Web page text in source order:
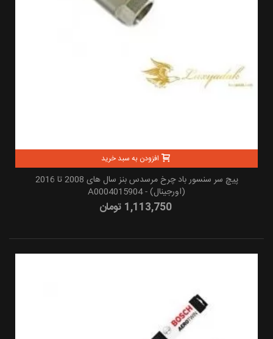
افزودن به سبد خرید
پیچ سر سنسور باد چرخ مرسدس بنز سال های 2008 تا 2016
(اورجینال) - A0004015904
1,113,750 تومان